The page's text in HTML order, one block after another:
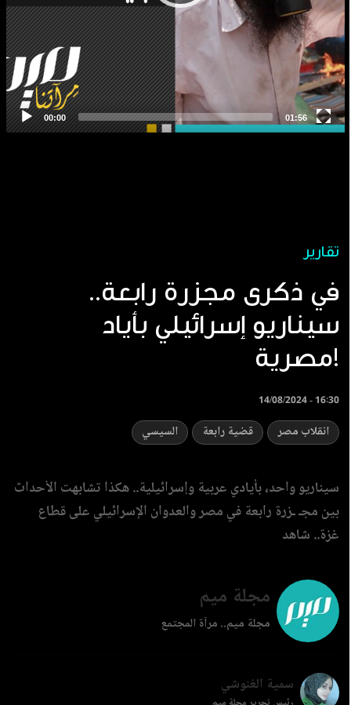
تقارير
في ذكرى مجزرة رابعة..
سيناريو إسرائيلي بأياد
مصرية!
14/08/2024 - 16:30
انقلاب مصر قضية رابعة السيسي
سيناريو واحد، بأيادي عربية وإسرائيلية.. هكذا تشابهت الأحداث
بين مجـ ـزرة رابعة في مصر والعدوان الإسرائيلي على قطاع
غزة.. شاهد
مجلة ميم
مجلة ميم.. مرآة المجتمع
سمية الغنوشي